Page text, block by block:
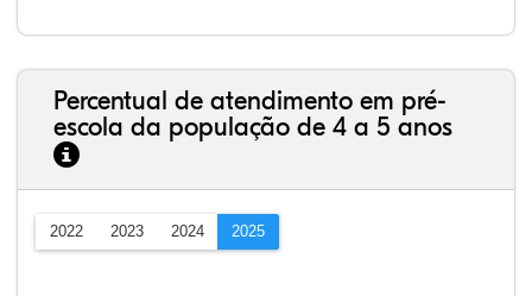
Percentual de atendimento em pré-
escola da população de 4 a 5 anos
2022 2023 2024 2025